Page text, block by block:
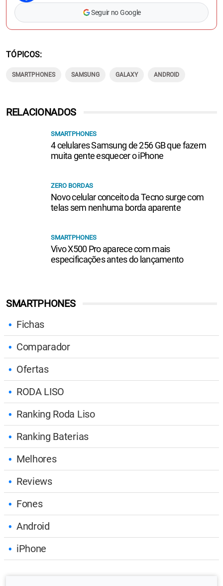
Seguir no Google
TÓPICOS
SMARTPHONES SAMSUNG GALAXY ANDROID
SMARTPHONES
Fichas
Comparador
Ofertas
RODA LISO
Ranking Roda Liso
Ranking Baterias
Melhores
Reviews
Fones
Android
iPhone
RELACIONADOS
SMARTPHONES
4 celulares Samsung de 256 GB que fazem
muita gente esquecer o iPhone
ZERO BORDAS
Novo celular conceito da Tecno surge com
telas sem nenhuma borda aparente
SMARTPHONES
Vivo X500 Pro aparece com mais
especificações antes do lançamento